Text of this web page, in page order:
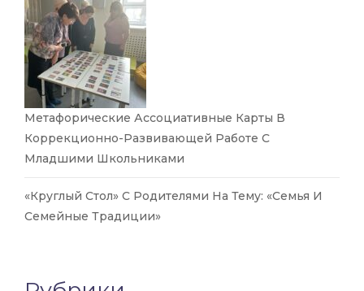
Метафорические Ассоциативные Карты В
Коррекционно-Развивающей Работе С
Младшими Школьниками
«Круглый Стол» С Родителями На Тему: «Семья И
Семейные Традиции»